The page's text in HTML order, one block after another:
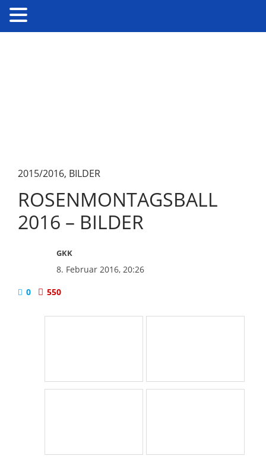
2015/2016, BILDER
ROSENMONTAGSBALL
2016 – BILDER
GKK
8. Februar 2016, 20:26
0
550